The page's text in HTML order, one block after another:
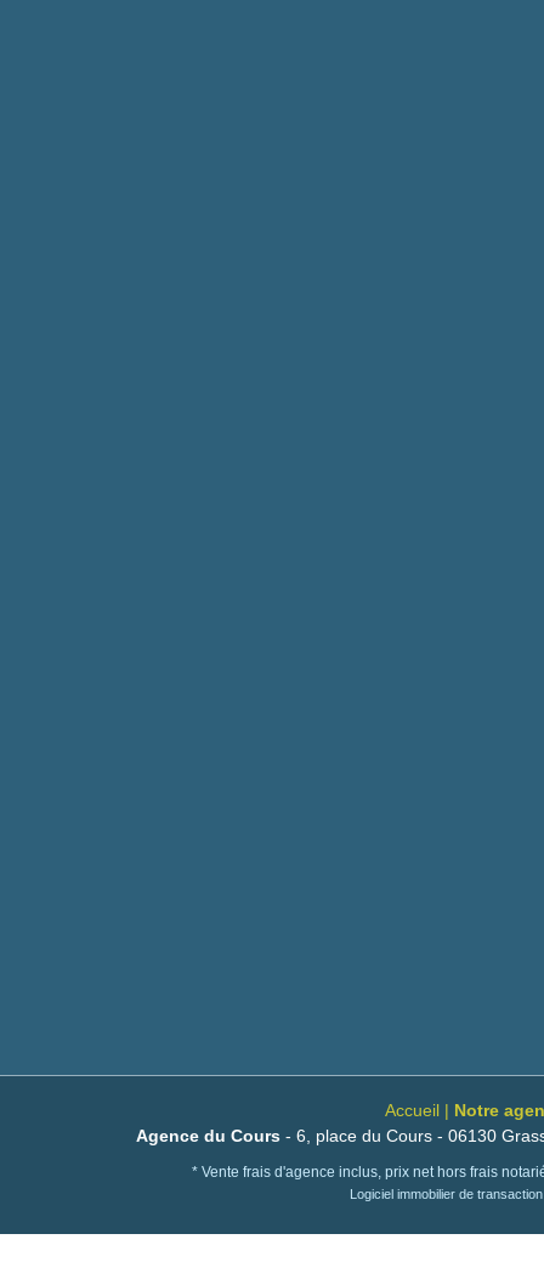
Accueil | Notre
Agence du Cours - 6, place du Cours - 06130
* Vente frais d'agence inclus, prix net hors frais
Logiciel immobilier de